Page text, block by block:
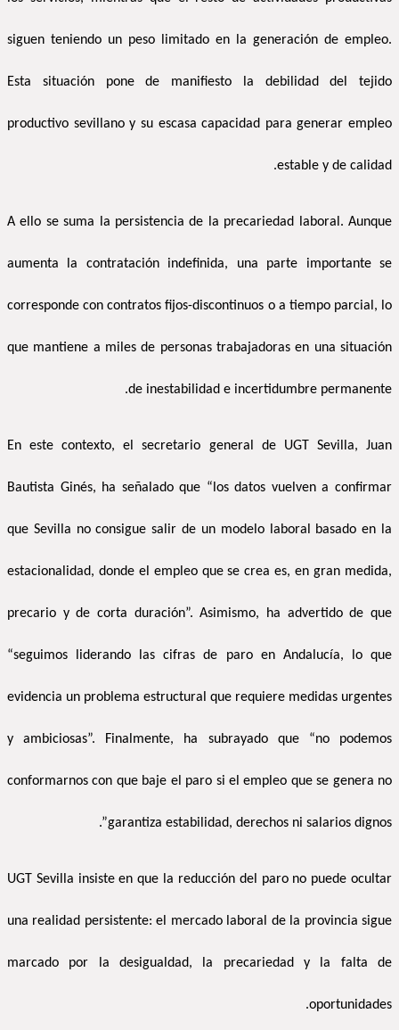
siguen teniendo un peso limitado en la generación de empleo.
Esta situación pone de manifiesto la debilidad del tejido
productivo sevillano y su escasa capacidad para generar empleo
estable y de calidad.
A ello se suma la persistencia de la precariedad laboral. Aunque
aumenta la contratación indefinida, una parte importante se
corresponde con contratos fijos-discontinuos o a tiempo parcial, lo
que mantiene a miles de personas trabajadoras en una situación
de inestabilidad e incertidumbre permanente.
En este contexto, el secretario general de UGT Sevilla, Juan
Bautista Ginés, ha señalado que “los datos vuelven a confirmar
que Sevilla no consigue salir de un modelo laboral basado en la
estacionalidad, donde el empleo que se crea es, en gran medida,
precario y de corta duración”. Asimismo, ha advertido de que
“seguimos liderando las cifras de paro en Andalucía, lo que
evidencia un problema estructural que requiere medidas urgentes
y ambiciosas”. Finalmente, ha subrayado que “no podemos
conformarnos con que baje el paro si el empleo que se genera no
garantiza estabilidad, derechos ni salarios dignos”.
UGT Sevilla insiste en que la reducción del paro no puede ocultar
una realidad persistente: el mercado laboral de la provincia sigue
marcado por la desigualdad, la precariedad y la falta de
oportunidades.